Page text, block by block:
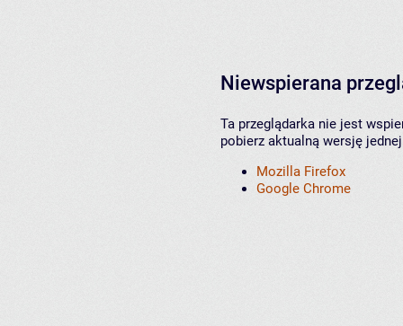
Niewspierana
Ta przeglądarka nie jest
pobierz aktualną wersję
Mozilla Firefox
Google Chrome